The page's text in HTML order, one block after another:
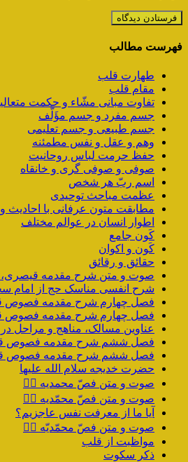
فهرست مطالب
طهارت قلب
مقام قلب
تفاوت مبانی مشّاء و حکمت
جسم مفرد و جسم مؤَلَّف
جسم طبیعی و جسم تعلیمی
وهم و عقل و نفس مطمئنه
حفظ حرمت لباس روحانیت
صوفی و صوفی گری و خانقاه
اسم ربّ هر شخص
عظمت مباحث توحیدی
مطابقت متون عرفانی با احادیث و
اطوار انسان در عوالم مختلف
کَون جامع
کَون و اکوان
حقائق و رقائق
صوت و متن شرح مقدمه قیصری،
شرح انفسی مناسک حج از امام
فصل چهارم شرح مقدمه فصوص
فصل چهارم شرح مقدمه فصوص
عناوین مسالک، مناهج و مراحل
فصل ششم شرح مقدمه فصوص
فصل ششم شرح مقدمه فصوص
حضرت خدیجه سلام الله علیها
صوت و متن فصّ محمدیه ۴️⃣
صوت و متن فصّ محمّدیه ۳️⃣
آیا ما از معرفت نفس عاجزیم؟
صوت و متن فصّ محمّدیّه ۲️⃣
مواظبت از قلب
ذکر سکوت